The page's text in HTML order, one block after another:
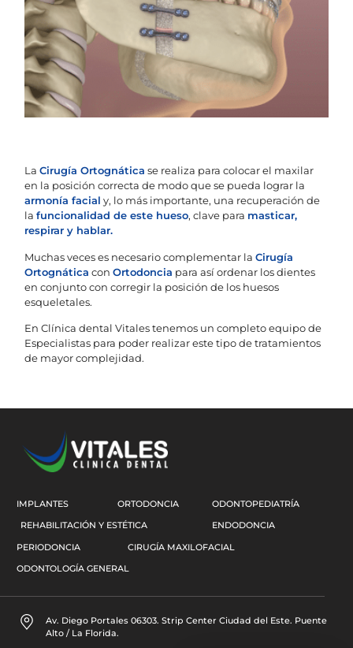
LaCirugía Ortognática se realiza para colocar el maxilar
en la posición correcta de modo que se pueda lograr la
armonía facial y, lo más importante, una recuperación de
lafuncionalidad de este hueso, clave para masticar,
respirar y hablar.
Muchas veces es necesario complementar laCirugía
Ortognática conOrtodoncia para así ordenar los dientes
en conjunto con corregir la posición de los huesos
esqueletales.
En Clínica dental Vitales tenemos un completo equipo de
Especialistas para poder realizar este tipo de tratamientos
de mayor complejidad.
IMPLANTES ORTODONCIA
ODONTOPEDIATRÍA
REHABILITACIÓN Y ESTÉTICA
ENDODONCIA
PERIODONCIA
CIRUGÍA MAXILOFACIAL
ODONTOLOGÍA GENERAL
Av. Diego Portales 06303. Strip Center Ciudad del Este. Puente
Alto / La Florida.